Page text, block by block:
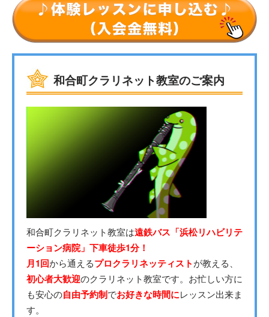
和合町クラリネット教室のご案内
和合町クラリネット教室は遠鉄バス「浜松リハビリテ
ーション病院」下車徒歩1分！
月1回から通えるプロクラリネッティストが教える、
初心者大歓迎のクラリネット教室です。お忙しい方に
も安心の自由予約制でお好きな時間にレッスン出来ま
す。